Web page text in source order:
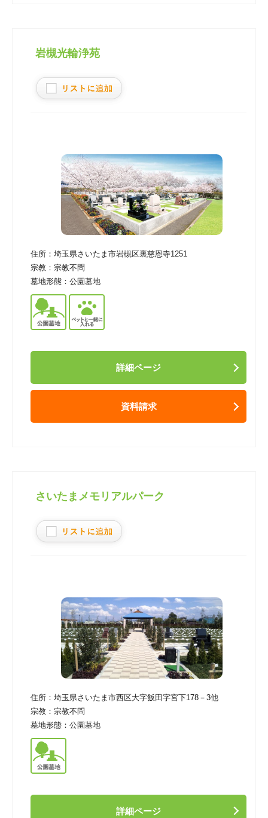
岩槻光輪浄苑
住所： 埼玉県さいたま市岩槻区裏慈恩寺1251
宗教： 宗教不問
墓地形態： 公園墓地
詳細ページ
資料請求
さいたまメモリアルパーク
住所： 埼玉県さいたま市西区大字飯田字宮下178－3他
宗教： 宗教不問
墓地形態： 公園墓地
詳細ページ